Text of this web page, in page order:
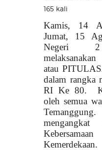
165 kali
Kamis, 14
Jumat, 15
Negeri 2
atau
dalam rangka
RI Ke 80.
oleh semua
Kemerdekaan.